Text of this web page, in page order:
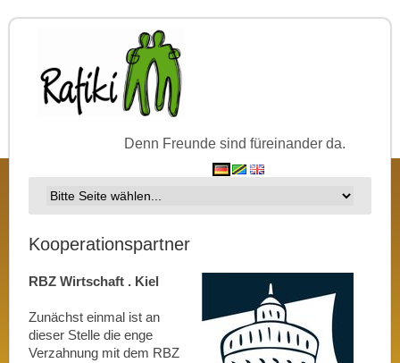
Denn Freunde sind füreinander da.
Kooperationspartner
RBZ Wirtschaft . Kiel
Zunächst einmal ist an
dieser Stelle die enge
Verzahnung mit dem RBZ